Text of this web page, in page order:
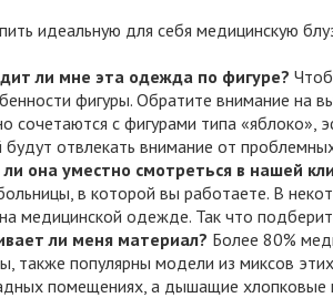
идеальную для себя медицинскую
ли мне эта одежда по фигуре?
фигуры. Обратите внимание на
сочетаются с фигурами типа
будут отвлекать внимание от
она уместно смотреться в нашей
в которой вы работаете. В
медицинской одежде. Так что
ли меня материал? Более 80%
также популярны модели из миксов
помещениях, а дышащие хлопковые